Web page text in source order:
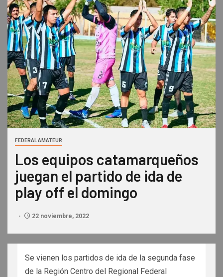
FEDERAL AMATEUR
Los equipos catamarqueños
juegan el partido de ida de
play off el domingo
22 noviembre, 2022
Se vienen los partidos de ida de la segunda fase
de la Región Centro del Regional Federal